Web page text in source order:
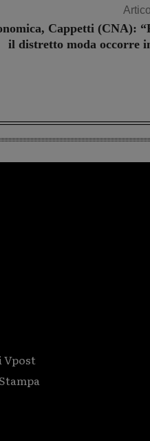
Cappetti (CNA):
il distretto moda occorre
Vpost